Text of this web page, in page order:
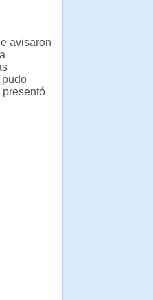
avisaron
pudo